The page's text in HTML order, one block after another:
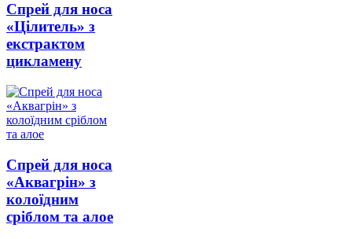
Спрей для носа
«Цілитель» з
екстрактом
цикламену
Спрей для носа
«Аквагрін» з
колоїдним
сріблом та алое